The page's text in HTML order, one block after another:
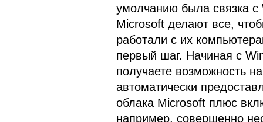
умолчанию была связка с
Microsoft делают все,
работали с их
первый шаг. Начиная с
получаете возможность
автоматически
облака Microsoft плюс
например, совершенно